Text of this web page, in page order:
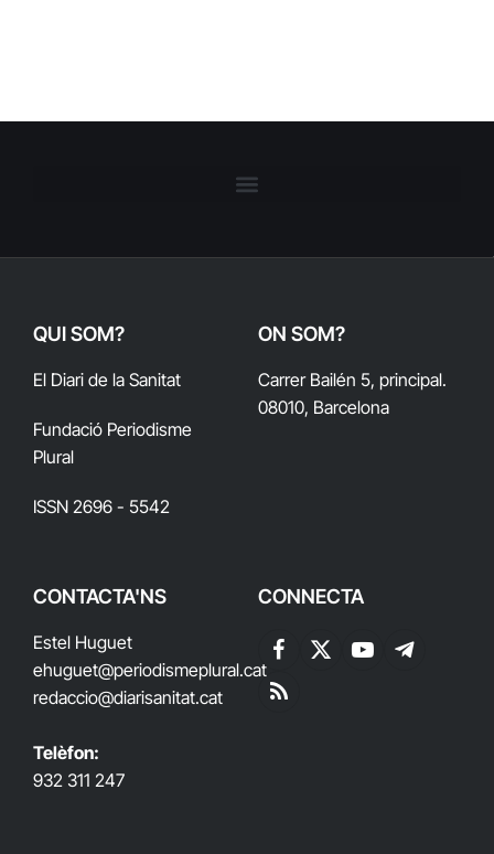
QUI SOM?
El Diari de la Sanitat
Fundació Periodisme
Plural
ISSN 2696 - 5542
ON SOM?
Carrer Bailén 5, principal.
08010, Barcelona
CONTACTA'NS
Estel Huguet
ehuguet@periodismeplural.cat
redaccio@diarisanitat.cat
Telèfon:
932 311 247
CONNECTA
Facebook
X
YouTubeTelegram
RSS